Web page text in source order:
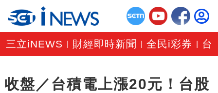
三立iNEWS 財經即時新聞 |全民i彩券 台
收盤／台積電上漲20元！台股